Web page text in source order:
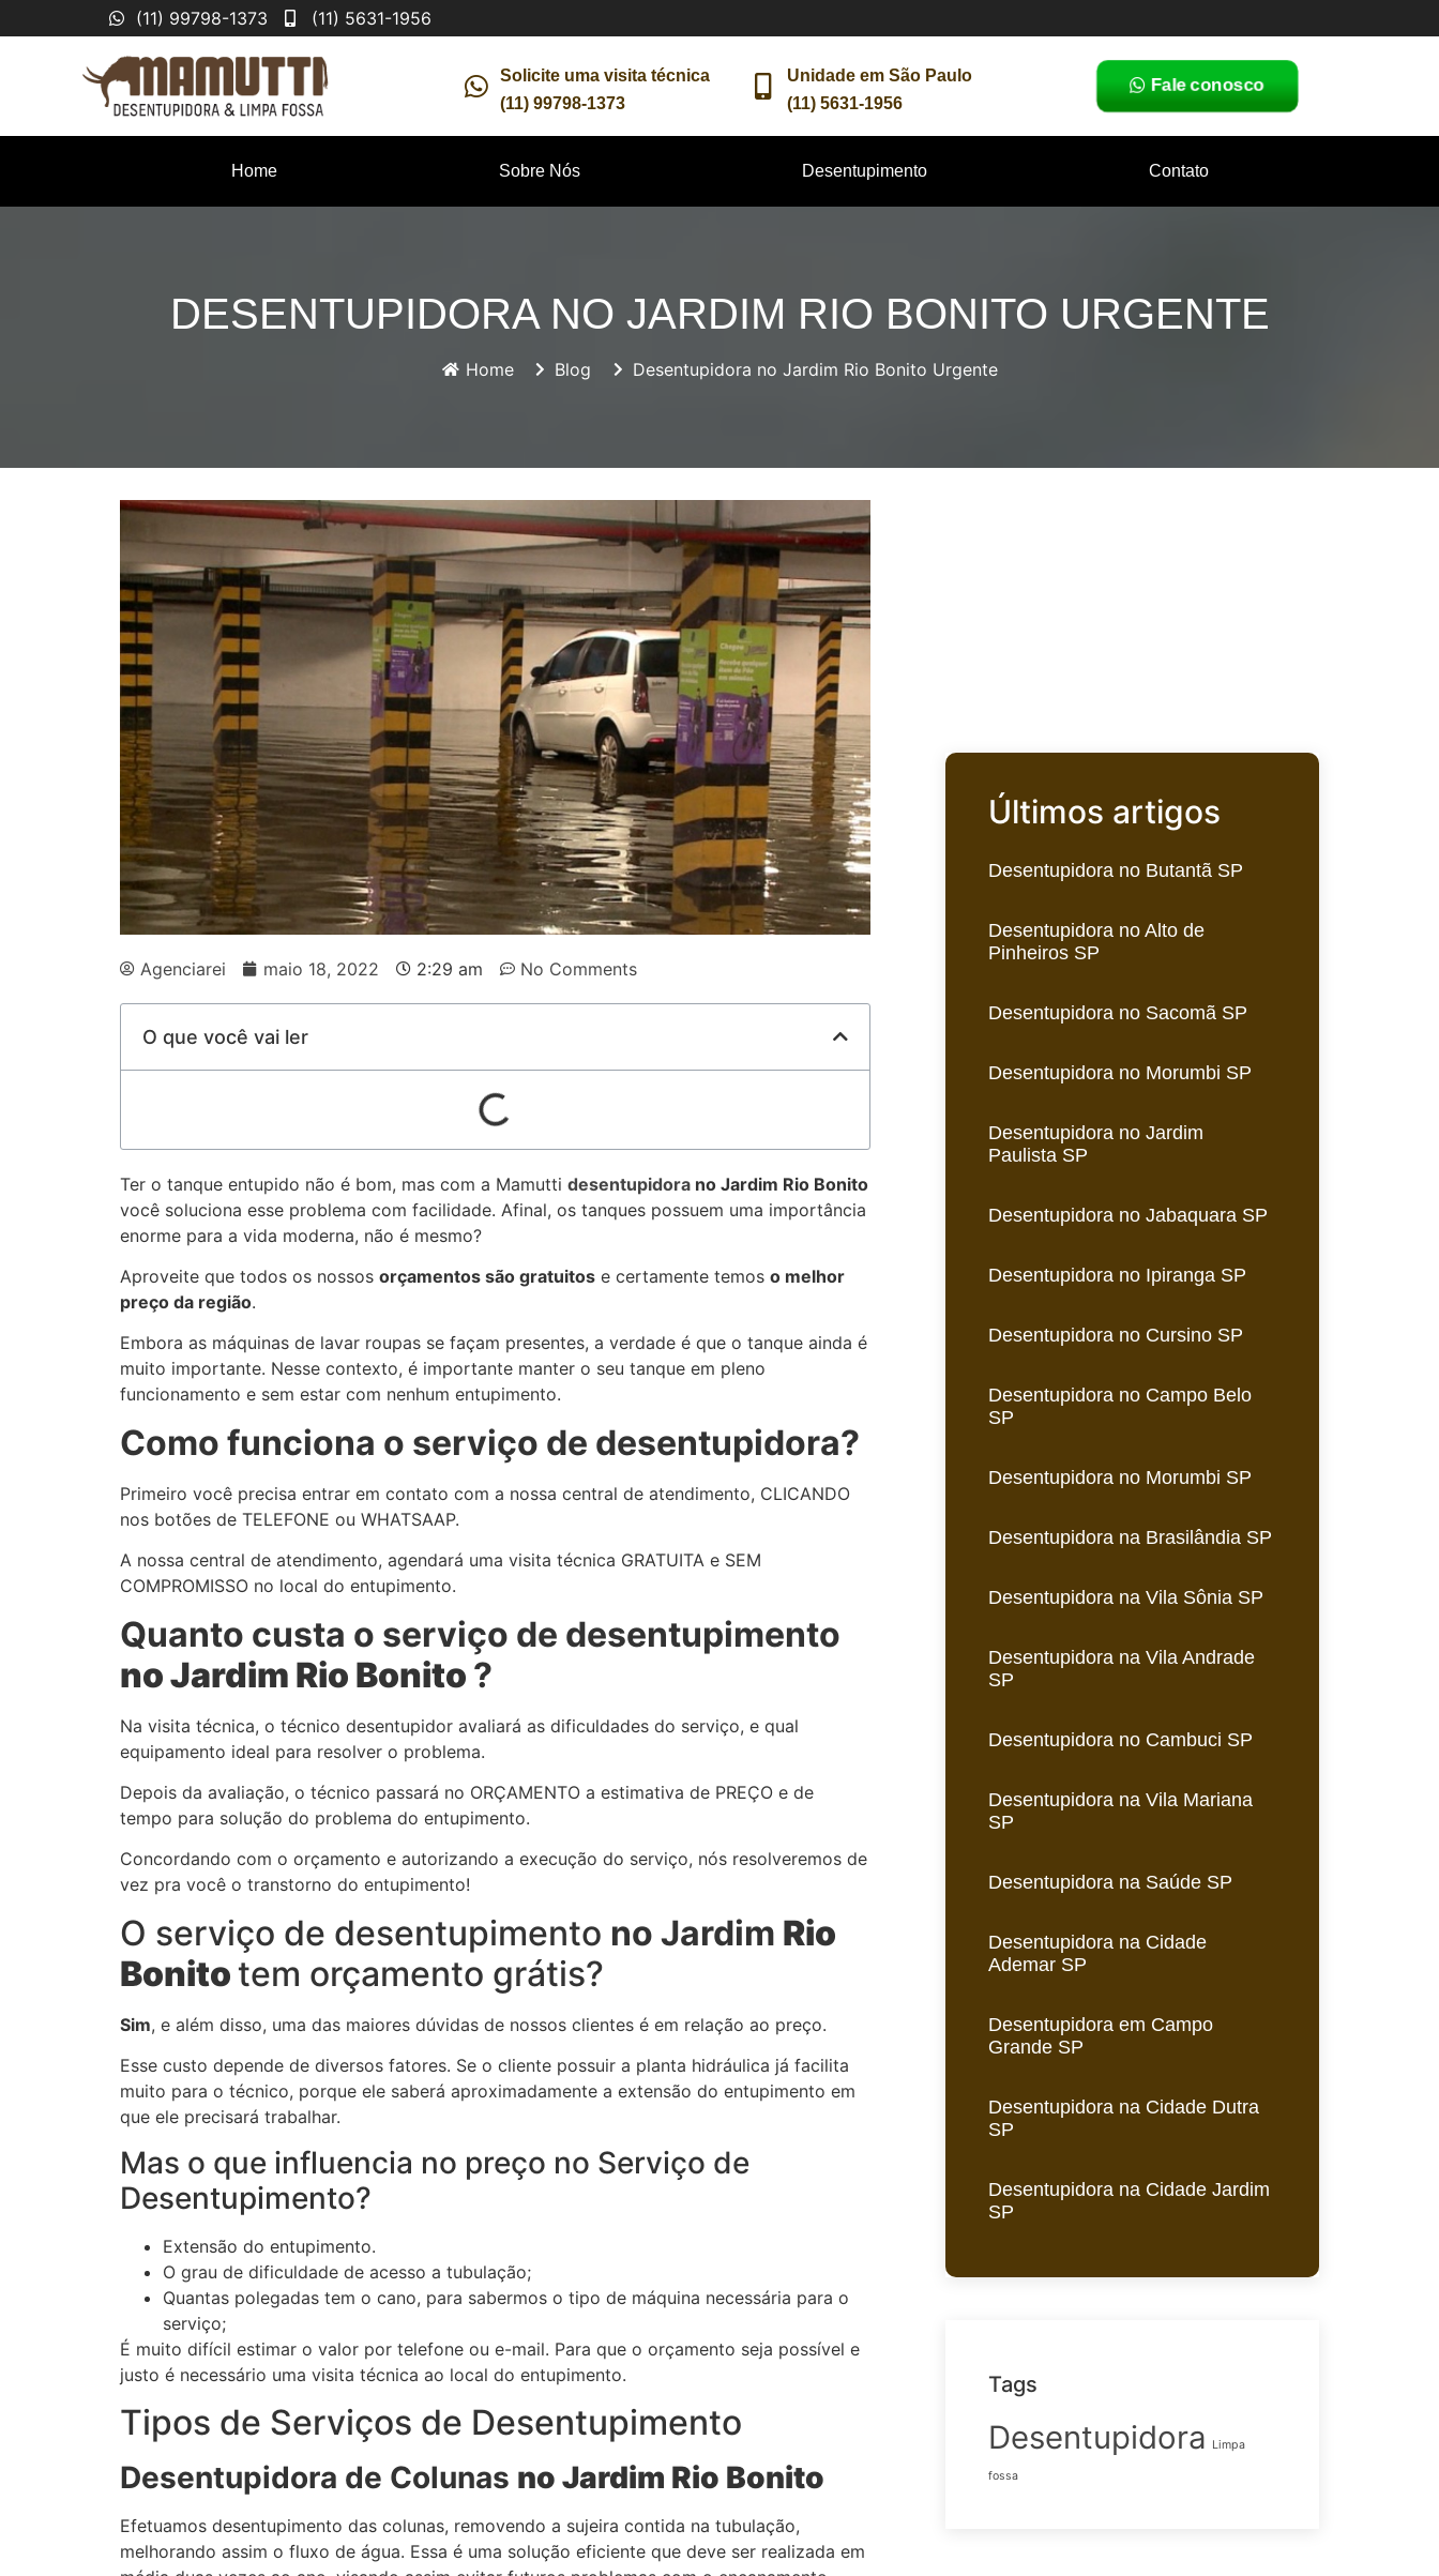
(11) 99798-1373 (11) 5631-1956
Solicite uma visita técnica
(11) 99798-1373
Unidade em São Paulo
(11) 5631-1956
Fale conosco
Home Sobre Nós Desentupimento Contato
DESENTUPIDORA NO JARDIM RIO BONITO URGENTE
Home Blog Desentupidora no Jardim Rio Bonito Urgente
Agenciarei maio 18, 2022 2:29 am No Comments
O que você vai ler
Ter o tanque entupido não é bom, mas com a Mamutti desentupidora no Jardim Rio Bonito
você soluciona esse problema com facilidade. Afinal, os tanques possuem uma importância
enorme para a vida moderna, não é mesmo?
Aproveite que todos os nossos orçamentos são gratuitos e certamente temos o melhor
preço da região.
Embora as máquinas de lavar roupas se façam presentes, a verdade é que o tanque ainda é
muito importante. Nesse contexto, é importante manter o seu tanque em pleno
funcionamento e sem estar com nenhum entupimento.
Como funciona o serviço de desentupidora?
Primeiro você precisa entrar em contato com a nossa central de atendimento, CLICANDO
nos botões de TELEFONE ou WHATSAAP.
A nossa central de atendimento, agendará uma visita técnica GRATUITA e SEM
COMPROMISSO no local do entupimento.
Quanto custa o serviço de desentupimento
no Jardim Rio Bonito ?
Na visita técnica, o técnico desentupidor avaliará as dificuldades do serviço, e qual
equipamento ideal para resolver o problema.
Depois da avaliação, o técnico passará no ORÇAMENTO a estimativa de PREÇO e de
tempo para solução do problema do entupimento.
Concordando com o orçamento e autorizando a execução do serviço, nós resolveremos de
vez pra você o transtorno do entupimento!
O serviço de desentupimento no Jardim Rio
Bonito tem orçamento grátis?
Sim, e além disso, uma das maiores dúvidas de nossos clientes é em relação ao preço.
Esse custo depende de diversos fatores. Se o cliente possuir a planta hidráulica já facilita
muito para o técnico, porque ele saberá aproximadamente a extensão do entupimento em
que ele precisará trabalhar.
Mas o que influencia no preço no Serviço de
Desentupimento?
Extensão do entupimento.
O grau de dificuldade de acesso a tubulação;
Quantas polegadas tem o cano, para sabermos o tipo de máquina necessária para o
serviço;
É muito difícil estimar o valor por telefone ou e-mail. Para que o orçamento seja possível e
justo é necessário uma visita técnica ao local do entupimento.
Tipos de Serviços de Desentupimento
Desentupidora de Colunas no Jardim Rio Bonito
Efetuamos desentupimento das colunas, removendo a sujeira contida na tubulação,
melhorando assim o fluxo de água. Essa é uma solução eficiente que deve ser realizada em
Últimos artigos
Desentupidora no Butantã SP
Desentupidora no Alto de
Pinheiros SP
Desentupidora no Sacomã SP
Desentupidora no Morumbi SP
Desentupidora no Jardim
Paulista SP
Desentupidora no Jabaquara SP
Desentupidora no Ipiranga SP
Desentupidora no Cursino SP
Desentupidora no Campo Belo
SP
Desentupidora no Morumbi SP
Desentupidora na Brasilândia SP
Desentupidora na Vila Sônia SP
Desentupidora na Vila Andrade
SP
Desentupidora no Cambuci SP
Desentupidora na Vila Mariana
SP
Desentupidora na Saúde SP
Desentupidora na Cidade
Ademar SP
Desentupidora em Campo
Grande SP
Desentupidora na Cidade Dutra
SP
Desentupidora na Cidade Jardim
SP
Tags
Desentupidora Limpa
fossa